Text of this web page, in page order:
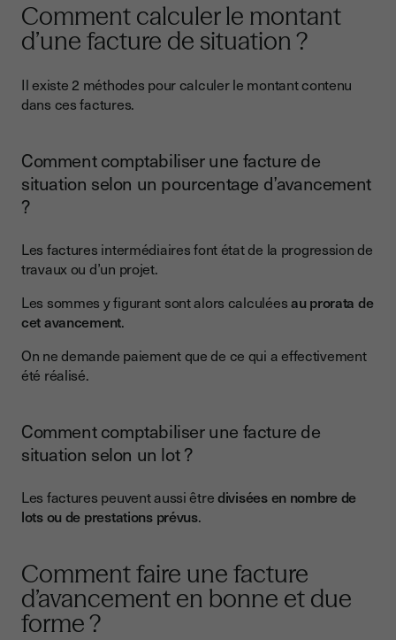
Comment calculer le montant
d’une facture de situation ?
Il existe 2 méthodes pour calculer le montant contenu
dans ces factures.
Comment comptabiliser une facture de
situation selon un pourcentage d’avancement
?
Les factures intermédiaires font état de la progression de
travaux ou d’un projet.
Les sommes y figurant sont alors calculéesau prorata de
cet avancement.
On ne demande paiement que de ce qui a effectivement
été réalisé.
Comment comptabiliser une facture de
situation selon un lot ?
Les factures peuvent aussi êtredivisées en nombre de
lots ou de prestations prévus.
Comment faire une facture
d’avancement en bonne et due
forme ?